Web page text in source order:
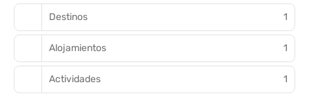
Destinos 1
Alojamientos 1
Actividades 1